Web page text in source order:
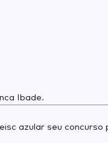
Ibade.
azular seu